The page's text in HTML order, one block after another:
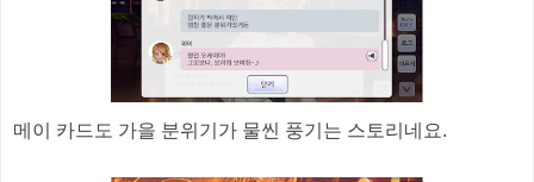
메이 카드도 가을 분위기가 물씬 풍기는 스토리네요.